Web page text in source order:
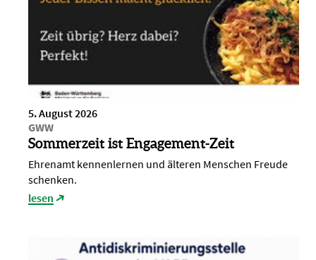
5. August 2026
GWW
Sommerzeit ist Engagement-Zeit
Ehrenamt kennenlernen und älteren Menschen Freude
schenken.
lesen